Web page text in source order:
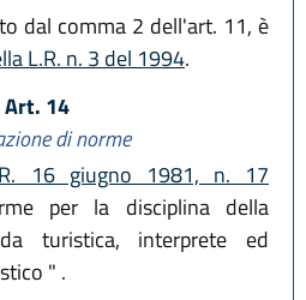
dal comma 2 dell'art. 11, è
L.R. n. 3 del 1994.
Art. 14
di norme
16 giugno 1981, n. 17
per la disciplina della
turistica, interprete ed
" .